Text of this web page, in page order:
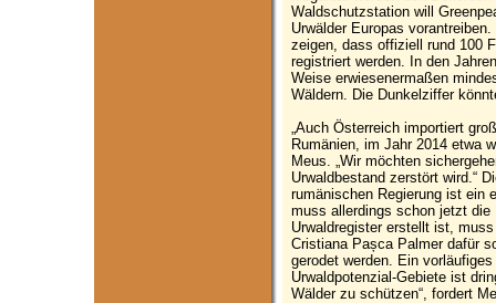
Waldschutzstation will
Urwälder Europas
zeigen, dass offiziell rund 100
registriert werden. In den
Weise erwiesenermaßen
Wäldern. Die Dunkelziffer
„Auch Österreich importiert
Rumänien, im Jahr 2014 etwa
Meus. „Wir möchten
Urwaldbestand zerstört wird.“
rumänischen Regierung ist ein
muss allerdings schon jetzt die
Urwaldregister erstellt ist,
Cristiana Pașca Palmer dafür
gerodet werden. Ein
Urwaldpotenzial-Gebiete ist
Wälder zu schützen“, fordert